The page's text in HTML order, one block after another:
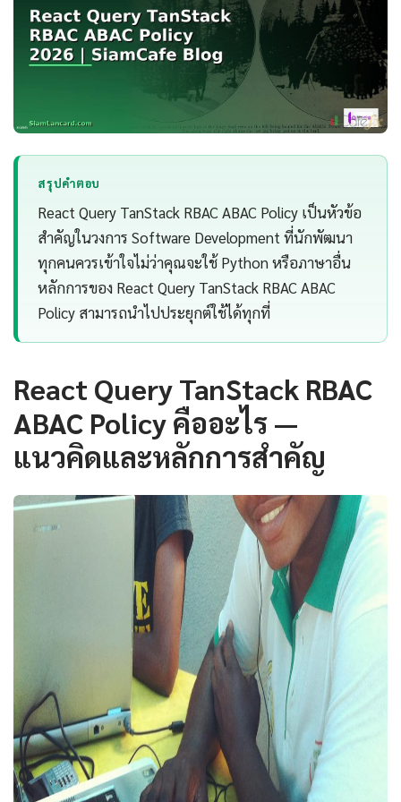
สรุปคำตอบ
React Query TanStack RBAC ABAC Policy เป็นหัวข้อ
สำคัญในวงการ Software Development ที่นักพัฒนา
ทุกคนควรเข้าใจไม่ว่าคุณจะใช้ Python หรือภาษาอื่น
หลักการของ React Query TanStack RBAC ABAC
Policy สามารถนำไปประยุกต์ใช้ได้ทุกที่
React Query TanStack RBAC
ABAC Policy คืออะไร —
แนวคิดและหลักการสำคัญ